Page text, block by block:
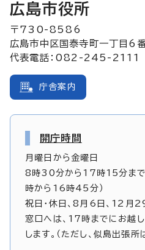
広島市役所
〒730-8586
広島市中区国泰寺町一丁目6
代表電話：082-245-2111
庁舎案内
開庁時間
月曜日から金曜日
8時30分から17時15分まで
時から16時45分）
祝日・休日、8月6日、12月
窓口へは、17時までにお越
します。（ただし、似島出張